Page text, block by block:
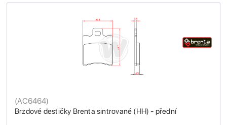
Brzdové destičky Brenta sintrované (HH) - přední
(AC6464)